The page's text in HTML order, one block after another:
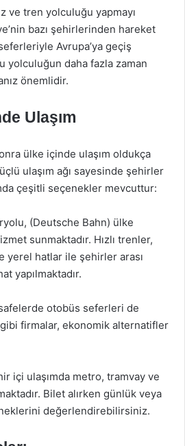
ve tren yolculuğu yapmayı
bazı şehirlerinden hareket
Avrupa’ya geçiş
yolculuğun daha fazla zaman
önemlidir.
Ulaşım
ülke içinde ulaşım oldukça
ulaşım ağı sayesinde şehirler
çeşitli seçenekler mevcuttur:
(Deutsche Bahn) ülke
sunmaktadır. Hızlı trenler,
yerel hatlar ile şehirler arası
yapılmaktadır.
otobüs seferleri de
gibi firmalar, ekonomik alternatifler
içi ulaşımda metro, tramvay ve
Bilet alırken günlük veya
değerlendirebilirsiniz.